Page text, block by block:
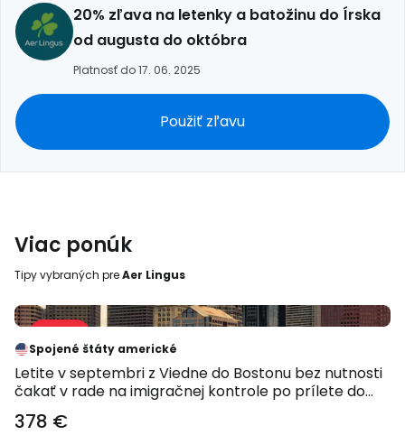
20% zľava na letenky a batožinu do Írska
od augusta do októbra
Platnosť do 17. 06. 2025
Použiť zľavu
Viac ponúk
Tipy vybraných preAer Lingus
Predaj 27 %
Spojené štáty americké
Letite v septembri z Viedne do Bostonu bez nutnosti
čakať v rade na imigračnej kontrole po prílete do
USA
378 €